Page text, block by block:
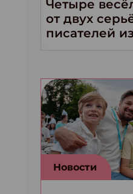
Четыре
от двух
писателей
Новости